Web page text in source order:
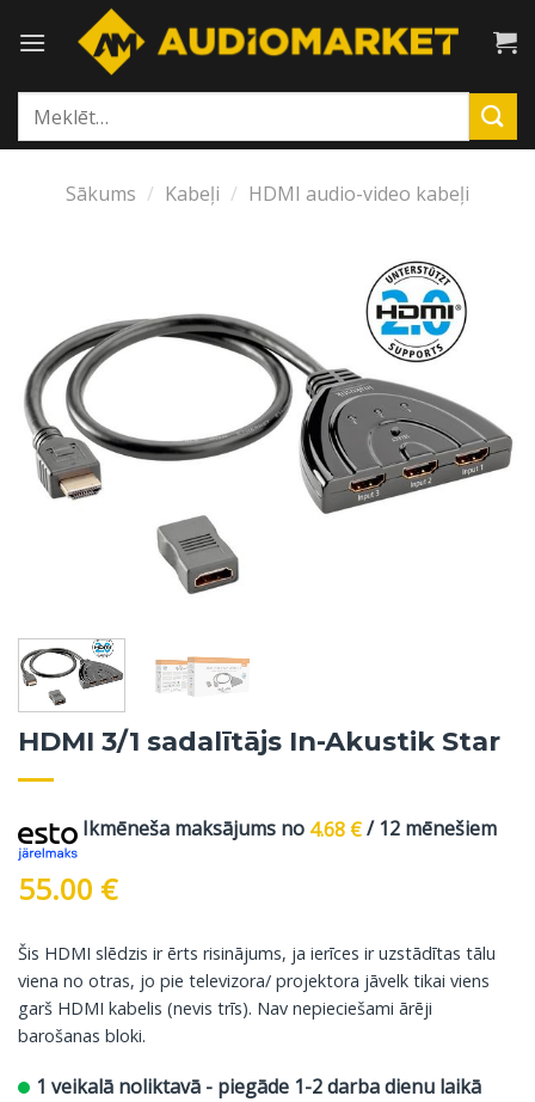
Meklēt:
Sākums / Kabeļi / HDMI audio-video kabeļi
HDMI 3/1 sadalītājs In-Akustik Star
Ikmēneša maksājums no 4.68 €/ 12 mēnešiem
55.00 €
Šis HDMI slēdzis ir ērts risinājums, ja ierīces ir uzstādītas tālu
viena no otras, jo pie televizora/ projektora jāvelk tikai viens
garš HDMI kabelis (nevis trīs). Nav nepieciešami ārēji
barošanas bloki.
1 veikalā noliktavā - piegāde 1-2 darba dienu laikā